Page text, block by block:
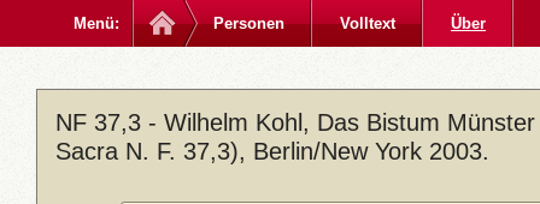
Menü: Personen Volltext Über
NF 37,3 - Wilhelm Kohl, Das Bistum
Sacra N. F. 37,3), Berlin/New York 2003.